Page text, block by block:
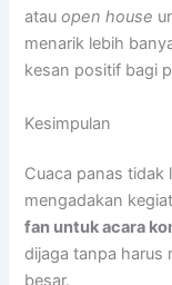
atauopen house
menarik lebih
kesan positif bagi
Kesimpulan
Cuaca panas tidak
mengadakan
fan untuk acara
dijaga tanpa harus